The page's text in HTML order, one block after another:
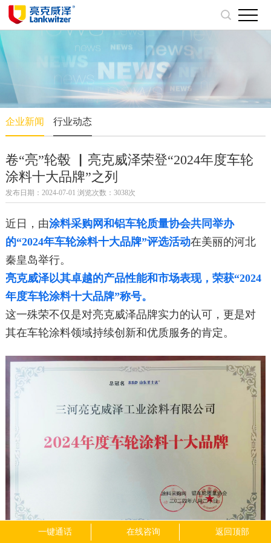
企业新闻 行业动态
卷“亮”轮毂 ▏亮克威泽荣登“2024年度车轮
涂料十大品牌”之列
发布日期：2024-07-01 浏览次数：3038次
近日，由涂料采购网和铝车轮质量协会共同举办
的“2024年车轮涂料十大品牌”评选活动在美丽的河北
秦皇岛举行。
亮克威泽以其卓越的产品性能和市场表现， 荣获“2024
年度车轮涂料十大品牌”称号。
这一殊荣不仅是对亮克威泽品牌实力的认可，更是对
其在车轮涂料领域持续创新和优质服务的肯定。
一键通话 在线咨询 返回顶部